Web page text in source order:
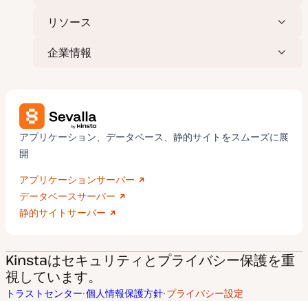
リソース
企業情報
アプリケーション、データベース、静的サイトをスムーズに展
開
アプリケーションサーバー
データベースサーバー
静的サイトサーバー
Kinstaはセキュリティとプライバシー保護を重
視しています。
トラストセンター 個人情報保護方針 プライバシー設定